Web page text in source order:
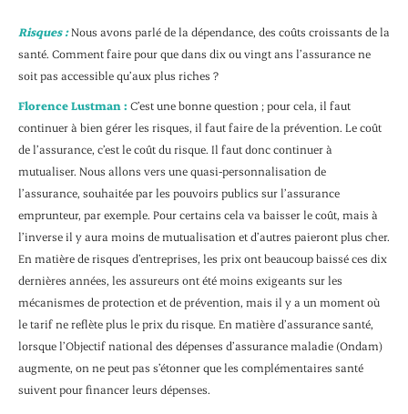
Risques :Nous avons parlé de la dépendance, des coûts croissants de la
santé. Comment faire pour que dans dix ou vingt ans l’assurance ne
soit pas accessible qu’aux plus riches ?
Florence Lustman : C’est une bonne question ; pour cela, il faut
continuer à bien gérer les risques, il faut faire de la prévention. Le coût
de l’assurance, c’est le coût du risque. Il faut donc continuer à
mutualiser. Nous allons vers une quasi-personnalisation de
l’assurance, souhaitée par les pouvoirs publics sur l’assurance
emprunteur, par exemple. Pour certains cela va baisser le coût, mais à
l’inverse il y aura moins de mutualisation et d’autres paieront plus cher.
En matière de risques d’entreprises, les prix ont beaucoup baissé ces dix
dernières années, les assureurs ont été moins exigeants sur les
mécanismes de protection et de prévention, mais il y a un moment où
le tarif ne reflète plus le prix du risque. En matière d’assurance santé,
lorsque l’Objectif national des dépenses d’assurance maladie (Ondam)
augmente, on ne peut pas s’étonner que les complémentaires santé
suivent pour financer leurs dépenses.